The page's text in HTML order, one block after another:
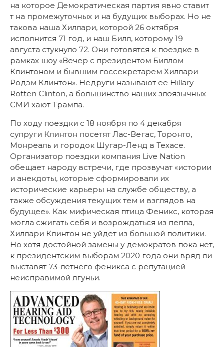
на которое Демократическая партия явно ставит
т на промежуточных и на будущих выборах. Но не
такова наша Хиллари, которой 26 октября
исполнится 71 год, и наш Билл, которому 19
августа стукнуло 72. Они готовятся к поездке в
рамках шоу «Вечер с президентом Биллом
Клинтоном и бывшим госсекретарем Хиллари
Родэм Клинтон». Недруги называют ее Hillary
Rotten Clinton, а большинство наших злоязычных
СМИ хают Трампа.
По ходу поездки с 18 ноября по 4 декабря
супруги Клинтон посетят Лас-Вегас, Торонто,
Монреаль и городок Шугар-Ленд в Техасе.
Организатор поездки компания Live Nation
обещает народу встречи, где прозвучат «истории
и анекдоты, которые сформировали их
исторические карьеры на службе обществу, а
также обсуждения текущих тем и взглядов на
будущее». Как мифическая птица Феникс, которая
могла сжигать себя и возрождаться из пепла,
Хиллари Клинтон не уйдет из большой политики.
Но хотя достойной замены у демократов пока нет,
к президентским выборам 2020 года они вряд ли
выставят 73-летнего феникса с репутацией
неисправимой лгуньи.